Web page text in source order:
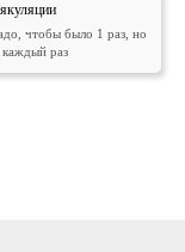
чтобы было 1 раз, но
каждый раз